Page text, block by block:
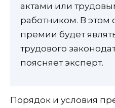
актами или
работником. В этом
премии будет
трудового
поясняет эксперт.
Порядок и условия